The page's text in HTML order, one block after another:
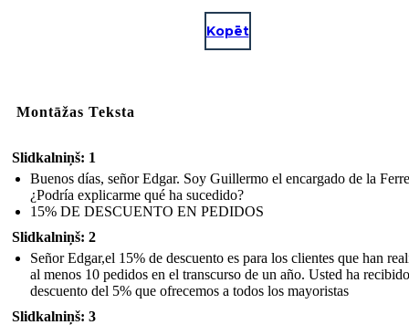
Kopēt
Montāžas Teksta
Slidkalniņš: 1
Buenos días, señor Edgar. Soy Guillermo el encargado de la
¿Podría explicarme qué ha sucedido?
15% DE DESCUENTO EN PEDIDOS
Slidkalniņš: 2
Señor Edgar,el 15% de descuento es para los clientes que han
al menos 10 pedidos en el transcurso de un año. Usted ha
descuento del 5% que ofrecemos a todos los mayoristas
Slidkalniņš: 3